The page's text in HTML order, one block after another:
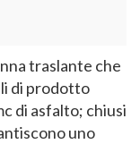
traslante che
di prodotto
di asfalto; chiusi
uno